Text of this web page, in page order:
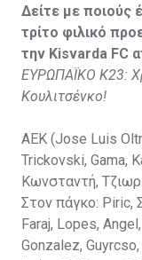
Στον πάγκο:
Vida, Otvos,
Δείτε με ποιούς
τρίτο φιλικό
την Kisvarda FC
ΕΥΡΩΠΑΪΚΟ Κ23:
Κουλιτσένκο!
ΑΕΚ (Jose Luis
Trickovski, Gama,
Κωνσταντή,
Στον πάγκο: Piric,
Faraj, Lopes,
Gonzalez,